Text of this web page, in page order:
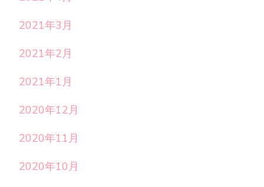
2021年3月
2021年2月
2021年1月
2020年12月
2020年11月
2020年10月